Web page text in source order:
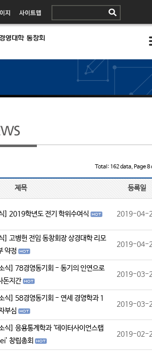
Total: 162 data, Page 8
제목 등록일
] 2019학년도 전기 학위수여식 2019-04-
] 고병헌 전임 동창회장 상경대학 리모
약정
2019-04-
식] 78경영동기회 - 동기의 인연으로
돈지간
2019-03-
식] 58경영동기회 - 연세 경영학과 1
부심
2019-03-
식] 응용통계학과 ‘데이터사이언스랩
창립총회
2019-02-